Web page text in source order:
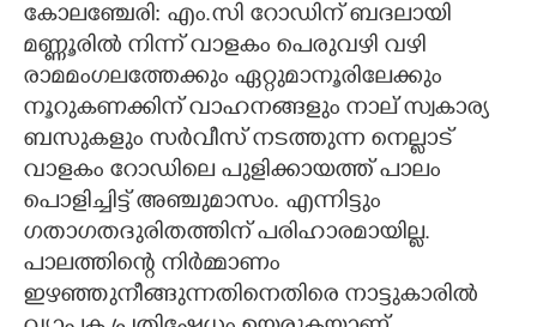
CONTACT US
കോലഞ്ചേരി: എം.സി റോഡിന് ബദലായി
മണ്ണൂരിൽ നിന്ന് വാളകം പെരുവഴി വഴി
രാമമംഗലത്തേക്കും ഏറ്റുമാനൂരിലേക്കും
നൂറുകണക്കിന് വാഹനങ്ങളും നാല് സ്വകാര്യ
ബസുകളും സർവീസ് നടത്തുന്ന നെല്ലാട്
വാളകം റോഡിലെ പുളിക്കായത്ത് പാലം
പൊളിച്ചിട്ട് അഞ്ചുമാസം. എന്നിട്ടും
ഗതാഗതദുരിതത്തിന് പരിഹാരമായില്ല.
പാലത്തിന്റെ നിർമ്മാണം
ഇഴഞ്ഞുനീങ്ങുന്നതിനെതിരെ നാട്ടുകാരിൽ